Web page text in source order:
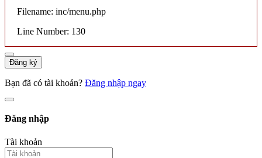
Filename: inc/menu.php
Line Number: 130
Đăng ký
Bạn đã có tài khoản? Đăng nhập ngay
Đăng nhập
Tài khoản